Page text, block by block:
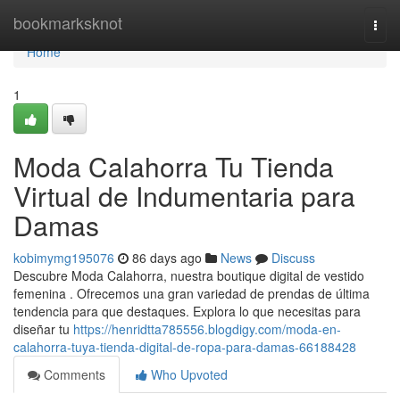
bookmarksknot
Home
Home
1
Moda Calahorra Tu Tienda
Virtual de Indumentaria para
Damas
kobimymg195076 86 days ago News
Discuss
Descubre Moda Calahorra, nuestra boutique digital de vestido
femenina . Ofrecemos una gran variedad de prendas de última
tendencia para que destaques. Explora lo que necesitas para
diseñar tu https://henridtta785556.blogdigy.com/moda-en-
calahorra-tuya-tienda-digital-de-ropa-para-damas-66188428
Comments
Who Upvoted